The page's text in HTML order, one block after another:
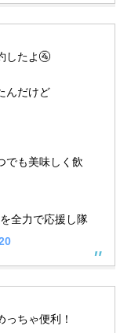
したよ🚰
んだけど
でも美味しく飲
全力で応援し隊
ちゃ便利！